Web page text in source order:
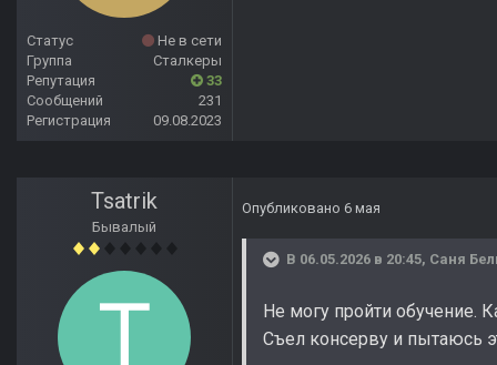
Статус
Не в сети
Группа
Сталкеры
Репутация
33
Сообщений
231
Регистрация
09.08.2023
Tsatrik
Бывалый
Опубликовано 6 мая
В 06.05.2026 в 20:45, Саня
Не могу пройти обучение.
Съел консерву и пытаюсь